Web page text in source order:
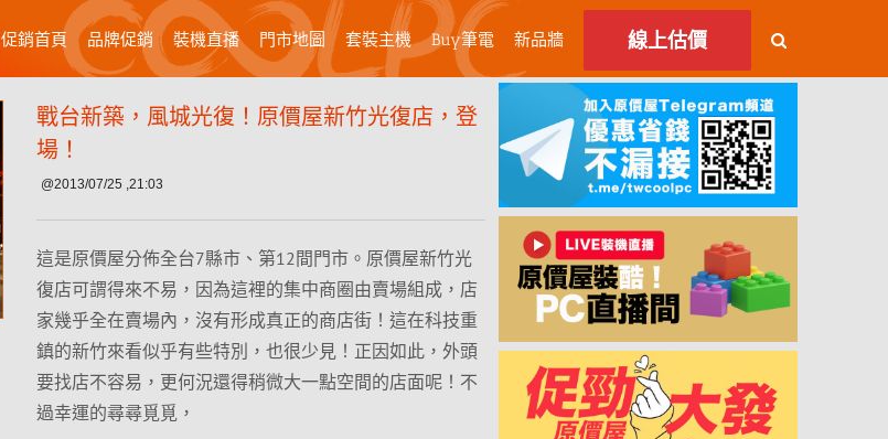
促銷首頁 品牌促銷 裝機直播 門市地圖 套裝主機 Buy筆電 新品牆 線上估價
戰台新築，風城光復！原價屋新竹光復店，登
場！
@2013/07/25 ,21:03
這是原價屋分佈全台7縣市、第12間門市。原價屋新竹光
復店可謂得來不易，因為這裡的集中商圈由賣場組成，店
家幾乎全在賣場內，沒有形成真正的商店街！這在科技重
鎮的新竹來看似乎有些特別，也很少見！正因如此，外頭
要找店不容易，更何況還得稍微大一點空間的店面呢！不
過幸運的尋尋覓覓，